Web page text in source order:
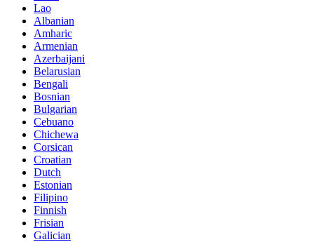
Lao
Albanian
Amharic
Armenian
Azerbaijani
Belarusian
Bengali
Bosnian
Bulgarian
Cebuano
Chichewa
Corsican
Croatian
Dutch
Estonian
Filipino
Finnish
Frisian
Galician